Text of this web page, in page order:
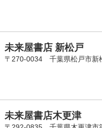
未来屋書店 新松戸
〒270-0034 千葉県松戸市新
未来屋書店木更津